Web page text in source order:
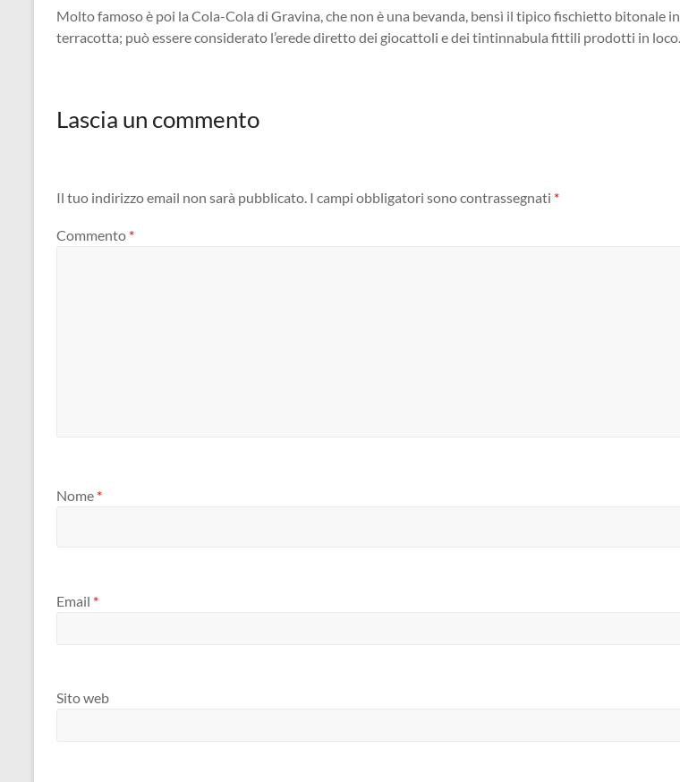
Molto famoso è poi la Cola-Cola di Gravina, che non è una bevanda, bensì il tipico fischietto bitonale in
terracotta; può essere considerato l’erede diretto dei giocattoli e dei tintinnabula fittili prodotti in loco.
Lascia un commento
Il tuo indirizzo email non sarà pubblicato. I campi obbligatori sono contrassegnati *
Commento *
Nome *
Email *
Sito web